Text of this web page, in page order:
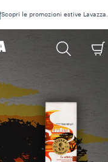
Scopri le promozioni estive Lavazza.